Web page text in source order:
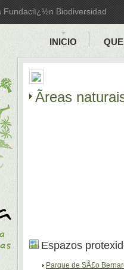
Biodiversidad
INICIO
Ãreas
Espazos
Parque de SÃ£o